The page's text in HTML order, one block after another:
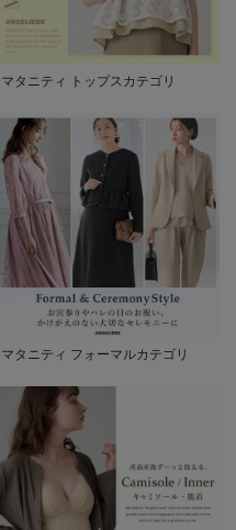
マタニティ トップスカテゴリ
マタニティ フォーマルカテゴリ